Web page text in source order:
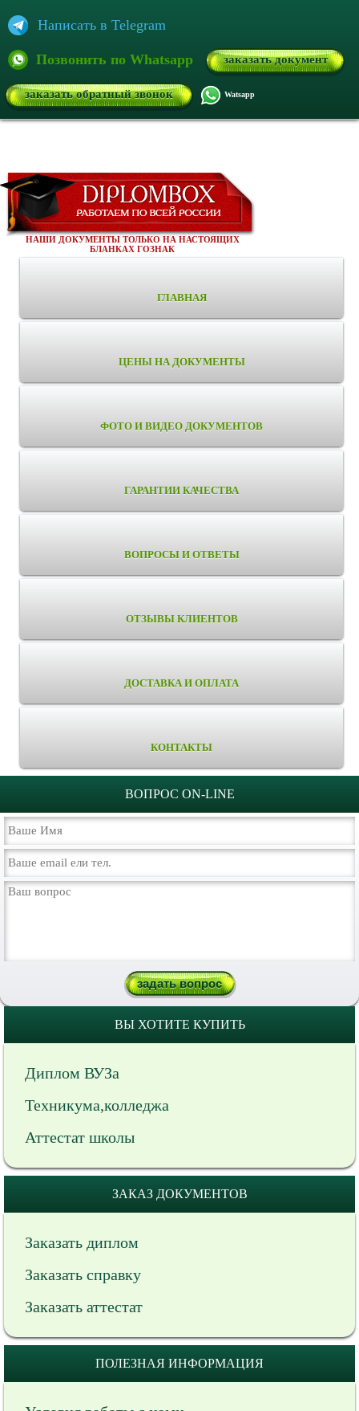
Написать в Telegram
Позвонить по Whatsapp заказать документ
заказать обратный звонок Watsapp
НАШИ ДОКУМЕНТЫ ТОЛЬКО НА НАСТОЯЩИХ
БЛАНКАХ ГОЗНАК
ГЛАВНАЯ
ЦЕНЫ НА ДОКУМЕНТЫ
ФОТО И ВИДЕО ДОКУМЕНТОВ
ГАРАНТИИ КАЧЕСТВА
ВОПРОСЫ И ОТВЕТЫ
ОТЗЫВЫ КЛИЕНТОВ
ДОСТАВКА И ОПЛАТА
КОНТАКТЫ
ВОПРОС ON-LINE
ВЫ ХОТИТЕ КУПИТЬ
Диплом ВУЗа
Техникума,колледжа
Аттестат школы
ЗАКАЗ ДОКУМЕНТОВ
Заказать диплом
Заказать справку
Заказать аттестат
ПОЛЕЗНАЯ ИНФОРМАЦИЯ